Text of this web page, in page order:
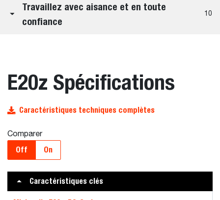
Travaillez avec aisance et en toute
confiance
10
E20z Spécifications
Caractéristiques techniques complètes
Comparer
Off On
Caractéristiques clés